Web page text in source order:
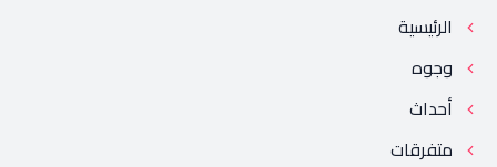
الرئيسية
وجوه
أحداث
متفرقات